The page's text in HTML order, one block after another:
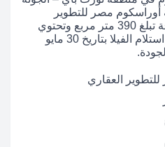
مصر للتطوير
العقاري. تمتاز الوحدة بمساحة تبلغ 390 متر مربع وتحتوي
على 3 حمامات. من المتوقع استلام الفيلا بتاريخ 30 مايو
العقاري